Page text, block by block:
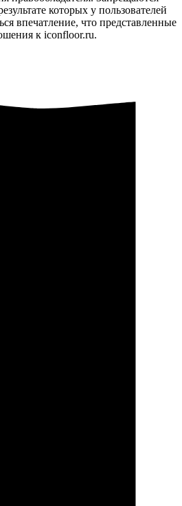
которых у пользователей
впечатление, что представленные
к iconfloor.ru.